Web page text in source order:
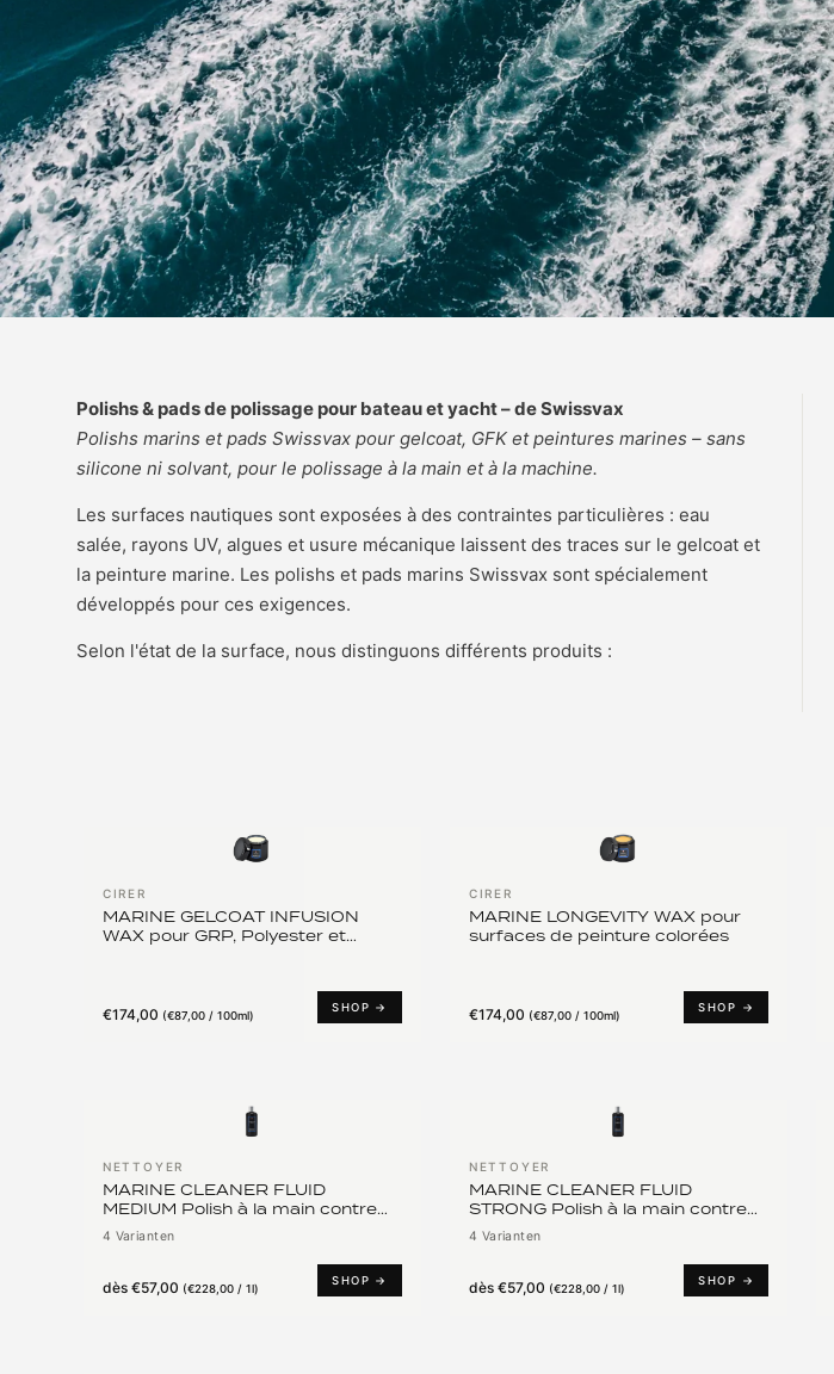
Polishs & pads de polissage pour bateau et yacht – de Swissvax
Polishs marins et pads Swissvax pour gelcoat, GFK et peintures marines – sans
silicone ni solvant, pour le polissage à la main et à la machine.
Les surfaces nautiques sont exposées à des contraintes particulières : eau
salée, rayons UV, algues et usure mécanique laissent des traces sur le gelcoat et
la peinture marine. Les polishs et pads marins Swissvax sont spécialement
développés pour ces exigences.
Selon l'état de la surface, nous distinguons différents produits :
CIRER
MARINE GELCOAT INFUSION
WAX pour GRP, Polyester et
€174,00 (€87,00 / 100ml)
SHOP →
CIRER
MARINE LONGEVITY WAX pour
surfaces de peinture colorées
€174,00 (€87,00 / 100ml)
SHOP →
NETTOYER
MARINE CLEANER FLUID
MEDIUM Polish à la main contre
les micro-rayures
4 Varianten
dès €57,00 (€228,00 / 1l)
SHOP →
NETTOYER
MARINE CLEANER FLUID
STRONG Polish à la main contre
les rayures
4 Varianten
dès €57,00 (€228,00 / 1l)
SHOP →